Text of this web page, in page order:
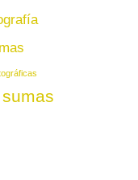
sumas